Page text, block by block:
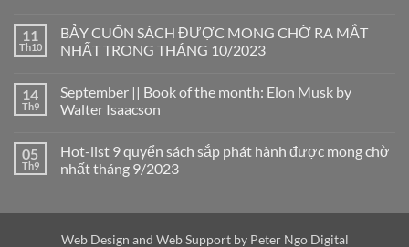
bình
luận
ở
quyển
fiction
châu
siêu
đáng
mong
năm
11
Th10
BẢY CUỐN SÁCH ĐƯỢC MONG CHỜ RA MẮT
NHẤT TRONG THÁNG 10/2023
bình
luận
ở
SÁCH
ĐƯỢC
MONG
TRONG
14
Th9
September || Book of the month: Elon Musk by
Walter Isaacson
bình
luận
ở
the
05
Th9
Hot-list 9 quyển sách sắp phát hành được mong chờ
nhất tháng 9/2023
bình
ởWeb Design and Web Support by Peter Ngo Digital